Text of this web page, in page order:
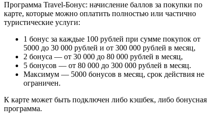
Программа Travel-Бонус: начисление баллов за покупки по
карте, которые можно оплатить полностью или частично
туристические услуги:
1 бонус за каждые 100 рублей при сумме покупок от
5000 до 30 000 рублей и от 300 000 рублей в месяц,
2 бонуса — от 30 000 до 80 000 рублей в месяц,
5 бонусов — от 80 000 до 300 000 рублей в месяц.
Максимум — 5000 бонусов в месяц, срок действия не
ограничен.
К карте может быть подключен либо кэшбек, либо бонусная
программа.